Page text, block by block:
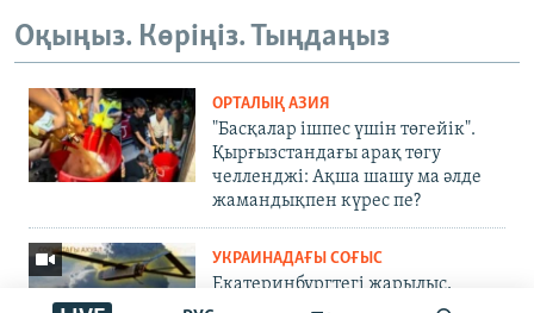
Оқыңыз. Көріңіз. Тыңдаңыз
ОРТАЛЫҚ АЗИЯ
"Басқалар ішпес үшін төгейік".
Қырғызстандағы арақ төгу
челленджі: Ақша шашу ма әлде
жамандықпен күрес пе?
УКРАИНАДАҒЫ СОҒЫС
Екатеринбургтегі жарылыс,
Татарстанға жеткен дрондар,